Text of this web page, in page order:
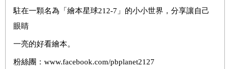
駐在一顆名為「繪本星球212-7」的小小世界，分享讓自己
眼睛
一亮的好看繪本。
粉絲團：www.facebook.com/pbplanet2127